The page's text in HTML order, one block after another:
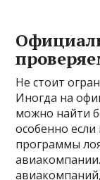
Не стоит
Иногда на
можно найти
особенно
программы